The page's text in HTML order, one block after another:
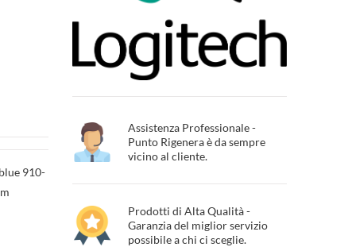
910-
Assistenza Professionale -
Punto Rigenera è da sempre
vicino al cliente.
Prodotti di Alta Qualità -
Garanzia del miglior servizio
possibile a chi ci sceglie.